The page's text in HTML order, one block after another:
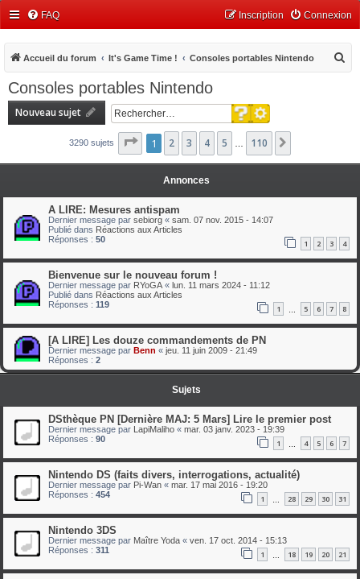
FAQ Connexion
Inscription
Accueil du forum It's Game Time ! Consoles portables Nintendo
Consoles portables Nintendo
Nouveau sujet
Rechercher
Recherche avancée
3290 sujets Page sur110
1 2 3 4 5 110
Annonces
A LIRE: Mesures antispam
Dernier message par sebiorg « sam. 07 nov. 2015 - 14:07
Publié dans Réactions aux Articles
Réponses : 50 1 2 3 4
Bienvenue sur le nouveau forum !
Dernier message par RYoGA « lun. 11 mars 2024 - 11:12
Publié dans Réactions aux Articles
Réponses : 119 1 … 5 6 7 8
[A LIRE] Les douze commandements de PN
Dernier message par Benn « jeu. 11 juin 2009 - 21:49
Réponses : 2
Sujets
DSthèque PN [Dernière MAJ: 5 Mars] Lire le premier post
Dernier message par LapiMaliho « mar. 03 janv. 2023 - 19:39
Réponses : 90 1 … 4 5 6 7
Nintendo DS (faits divers, interrogations, actualité)
Dernier message par Pi-Wan « mar. 17 mai 2016 - 19:20
Réponses : 454 1 … 28 29 30 31
Nintendo 3DS
Dernier message par Maître Yoda « ven. 17 oct. 2014 - 15:13
Réponses : 311 1 … 18 19 20 21